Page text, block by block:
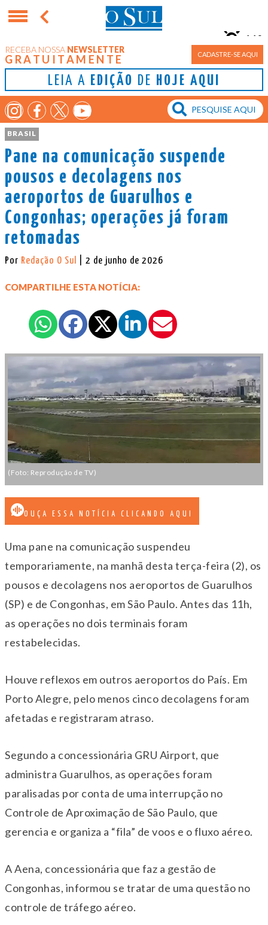
RECEBA NOSSA NEWSLETTER
GRATUITAMENTE CADASTRE-SE AQUI
LEIA A EDIÇÃO DE HOJE AQUI
Porto Alegre
11°
BRASIL
Pane na comunicação suspende
pousos e decolagens nos
aeroportos de Guarulhos e
Congonhas; operações já foram
retomadas
Por Redação O Sul | 2 de junho de 2026
COMPARTILHE ESTA NOTÍCIA:
(Foto: Reprodução de TV)
OUÇA ESSA NOTÍCIA CLICANDO AQUI
Uma pane na comunicação suspendeu
temporariamente, na manhã desta terça-feira (2), os
pousos e decolagens nos aeroportos de Guarulhos
(SP) e de Congonhas, em São Paulo. Antes das 11h,
as operações no dois terminais foram
restabelecidas.
Houve reflexos em outros aeroportos do País. Em
Porto Alegre, pelo menos cinco decolagens foram
afetadas e registraram atraso.
Segundo a concessionária GRU Airport, que
administra Guarulhos, as operações foram
paralisadas por conta de uma interrupção no
Controle de Aproximação de São Paulo, que
gerencia e organiza a “fila” de voos e o fluxo aéreo.
A Aena, concessionária que faz a gestão de
Congonhas, informou se tratar de uma questão no
controle de tráfego aéreo.